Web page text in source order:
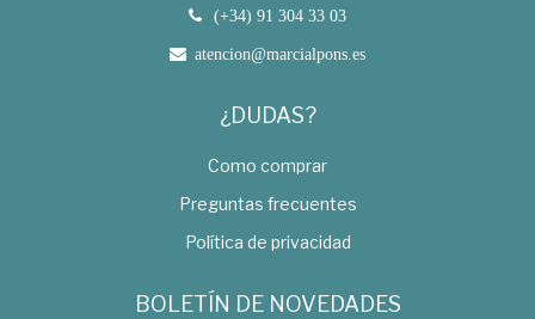
(+34) 91 304 33 03
atencion@marcialpons.es
¿DUDAS?
Como comprar
Preguntas frecuentes
Política de privacidad
BOLETÍN DE NOVEDADES